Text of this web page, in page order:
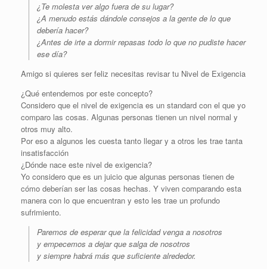
¿Te molesta ver algo fuera de su lugar?
¿A menudo estás dándole consejos a la gente de lo que
debería hacer?
¿Antes de irte a dormir repasas todo lo que no pudiste hacer
ese día?
Amigo si quieres ser feliz necesitas revisar tu Nivel de Exigencia
¿Qué entendemos por este concepto?
Considero que el nivel de exigencia es un standard con el que yo
comparo las cosas. Algunas personas tienen un nivel normal y
otros muy alto.
Por eso a algunos les cuesta tanto llegar y a otros les trae tanta
insatisfacción
¿Dónde nace este nivel de exigencia?
Yo considero que es un juicio que algunas personas tienen de
cómo deberían ser las cosas hechas. Y viven comparando esta
manera con lo que encuentran y esto les trae un profundo
sufrimiento.
Paremos de esperar que la felicidad venga a nosotros
y empecemos a dejar que salga de nosotros
y siempre habrá más que suficiente alrededor.